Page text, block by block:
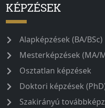
KÉPZÉSEK
Alapképzések (BA/BSc)
Mesterképzések (MA/
Osztatlan képzések
Doktori képzések
Szakirányú